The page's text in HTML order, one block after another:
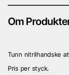
Om
Tunn nitrilhandske
Pris per styck.